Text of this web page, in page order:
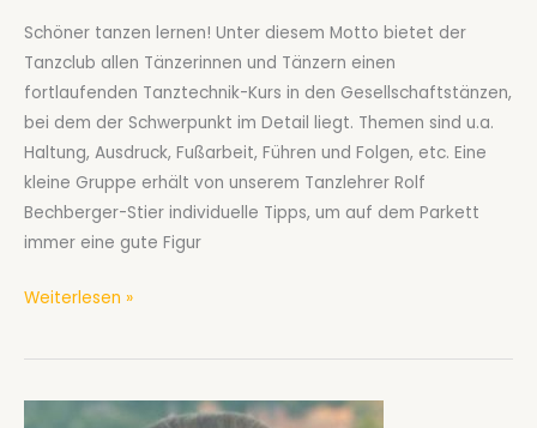
Schöner tanzen lernen! Unter diesem Motto bietet der
Tanzclub allen Tänzerinnen und Tänzern einen
fortlaufenden Tanztechnik-Kurs in den Gesellschaftstänzen,
bei dem der Schwerpunkt im Detail liegt. Themen sind u.a.
Haltung, Ausdruck, Fußarbeit, Führen und Folgen, etc. Eine
kleine Gruppe erhält von unserem Tanzlehrer Rolf
Bechberger-Stier individuelle Tipps, um auf dem Parkett
immer eine gute Figur
Gesellschaftstanzkurs
ab
Weiterlesen »